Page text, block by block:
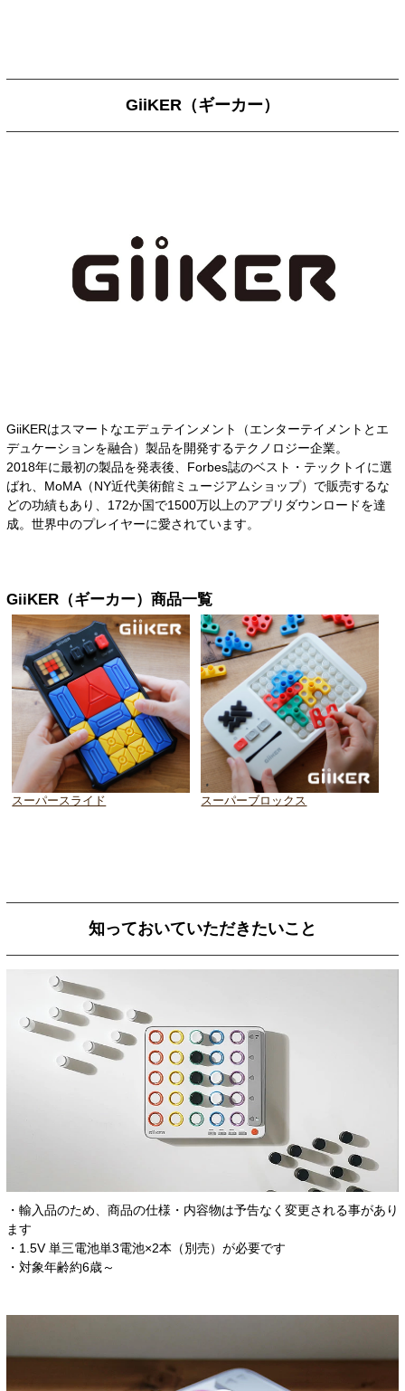
GiiKER（ギーカー）
GiiKERはスマートなエデュテインメント（エンターテイメントとエ
デュケーションを融合）製品を開発するテクノロジー企業。
2018年に最初の製品を発表後、Forbes誌のベスト・テックトイに選
ばれ、MoMA（NY近代美術館ミュージアムショップ）で販売するな
どの功績もあり、172か国で1500万以上のアプリダウンロードを達
成。世界中のプレイヤーに愛されています。
GiiKER（ギーカー）商品一覧
スーパースライド スーパーブロックス
知っておいていただきたいこと
・輸入品のため、商品の仕様・内容物は予告なく変更される事があり
ます
・1.5V 単三電池単3電池×2本（別売）が必要です
・対象年齢約6歳～